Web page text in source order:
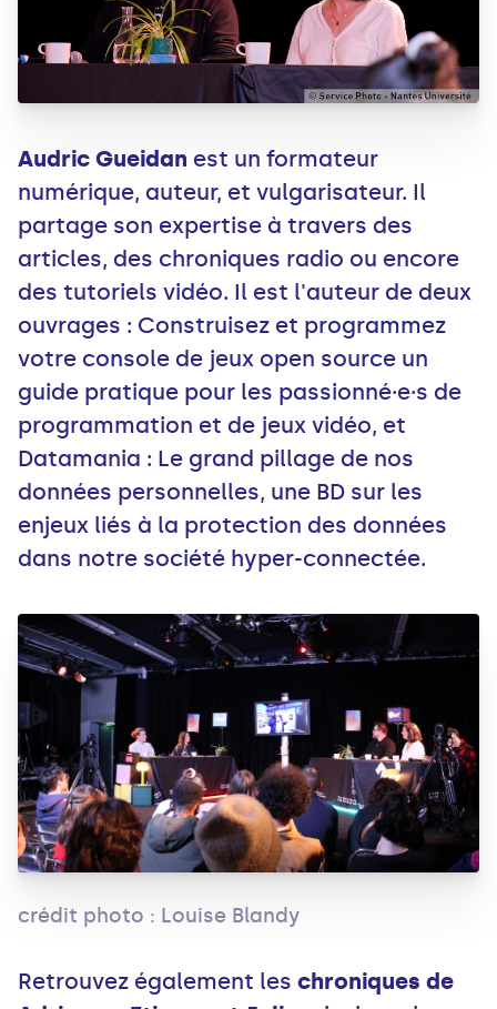
Audric Gueidan est un formateur
numérique, auteur, et vulgarisateur. Il
partage son expertise à travers des
articles, des chroniques radio ou encore
des tutoriels vidéo. Il est l'auteur de deux
ouvrages : Construisez et programmez
votre console de jeux open source un
guide pratique pour les passionné·e·s de
programmation et de jeux vidéo, et
Datamania : Le grand pillage de nos
données personnelles, une BD sur les
enjeux liés à la protection des données
dans notre société hyper-connectée.
crédit photo : Louise Blandy
Retrouvez également les chroniques de